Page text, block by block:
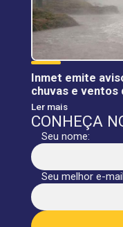
Inmet emite
chuvas e ventos
Ler mais
CONHEÇA
Seu nome:
Seu melhor e-